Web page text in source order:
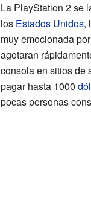
La PlayStation 2 se
los Estados Unidos,
muy emocionada
agotaran
consola en sitios de
pagar hasta 1000
pocas personas